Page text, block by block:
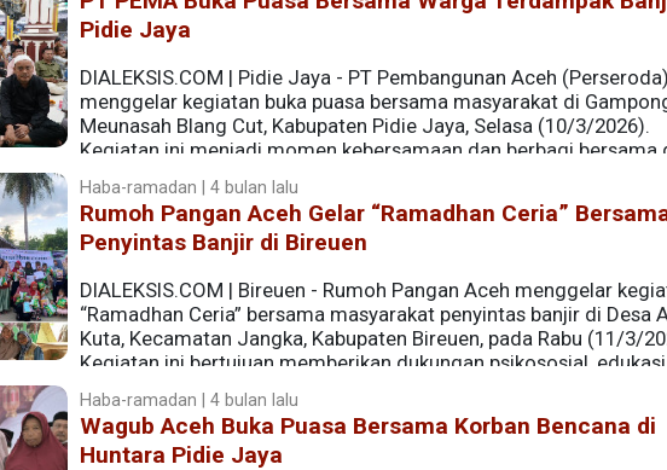
prosesi wisuda tersebut.
Pidie Jaya
DIALEKSIS.COM | Pidie Jaya - PT Pembangunan Aceh (Perseroda)
menggelar kegiatan buka puasa bersama masyarakat di
Meunasah Blang Cut, Kabupaten Pidie Jaya, Selasa (10/3/2026).
Kegiatan ini menjadi momen kebersamaan dan berbagi bersama
masyarakat yang terdampak banjir sejak November 2025 lalu.
Nur, mengatakan kehadiran PT PEMA dalam kegiatan tersebut
langkah mempererat silaturahmi di bulan suci Ramadan.
Haba-ramadan | 4 bulan lalu
Rumoh Pangan Aceh Gelar “Ramadhan Ceria”
Penyintas Banjir di Bireuen
DIALEKSIS.COM | Bireuen - Rumoh Pangan Aceh menggelar
“Ramadhan Ceria” bersama masyarakat penyintas banjir di Desa
Kuta, Kecamatan Jangka, Kabupaten Bireuen, pada Rabu (11/3/
Kegiatan ini bertujuan memberikan dukungan psikososial, edukasi
yang terdampak bencana.
Haba-ramadan | 4 bulan lalu
Wagub Aceh Buka Puasa Bersama Korban Bencana di
Huntara Pidie Jaya